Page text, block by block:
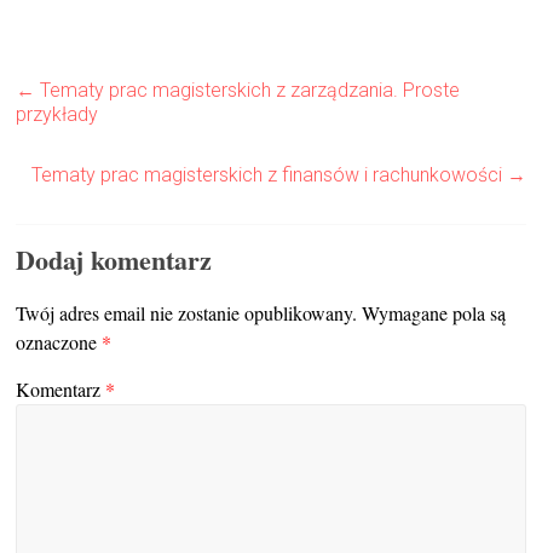
← Tematy prac magisterskich z zarządzania. Proste
przykłady
Tematy prac magisterskich z finansów i rachunkowości →
Dodaj komentarz
Twój adres email nie zostanie opublikowany. Wymagane pola są
oznaczone *
Komentarz *